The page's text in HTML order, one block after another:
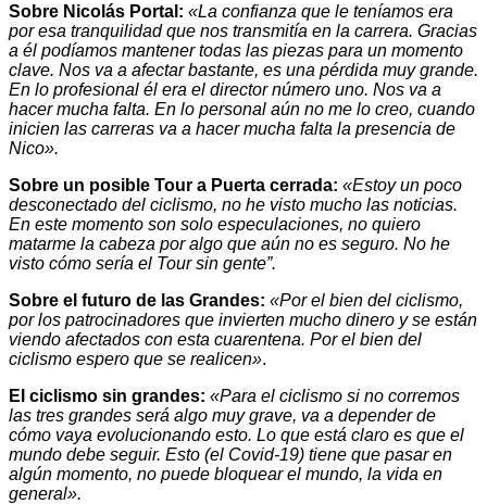
Sobre Nicolás Portal: «La confianza que le teníamos era
por esa tranquilidad que nos transmitía en la carrera. Gracias
a él podíamos mantener todas las piezas para un momento
clave. Nos va a afectar bastante, es una pérdida muy grande.
En lo profesional él era el director número uno. Nos va a
hacer mucha falta. En lo personal aún no me lo creo, cuando
inicien las carreras va a hacer mucha falta la presencia de
Nico».
Sobre un posible Tour a Puerta cerrada: «Estoy un poco
desconectado del ciclismo, no he visto mucho las noticias.
En este momento son solo especulaciones, no quiero
matarme la cabeza por algo que aún no es seguro. No he
visto cómo sería el Tour sin gente”.
Sobre el futuro de las Grandes: «Por el bien del ciclismo,
por los patrocinadores que invierten mucho dinero y se están
viendo afectados con esta cuarentena. Por el bien del
ciclismo espero que se realicen».
El ciclismo sin grandes: «Para el ciclismo si no corremos
las tres grandes será algo muy grave, va a depender de
cómo vaya evolucionando esto. Lo que está claro es que el
mundo debe seguir. Esto (el Covid-19) tiene que pasar en
algún momento, no puede bloquear el mundo, la vida en
general».